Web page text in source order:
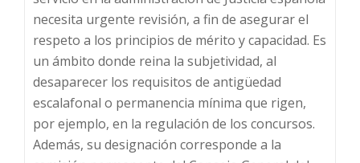
necesita urgente revisión, a fin de asegurar el
respeto a los principios de mérito y capacidad. Es
un ámbito donde reina la subjetividad, al
desaparecer los requisitos de antigüedad
escalafonal o permanencia mínima que rigen,
por ejemplo, en la regulación de los concursos.
Además, su designación corresponde a la